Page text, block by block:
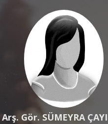
Arş. Gör. SÜMEYRA